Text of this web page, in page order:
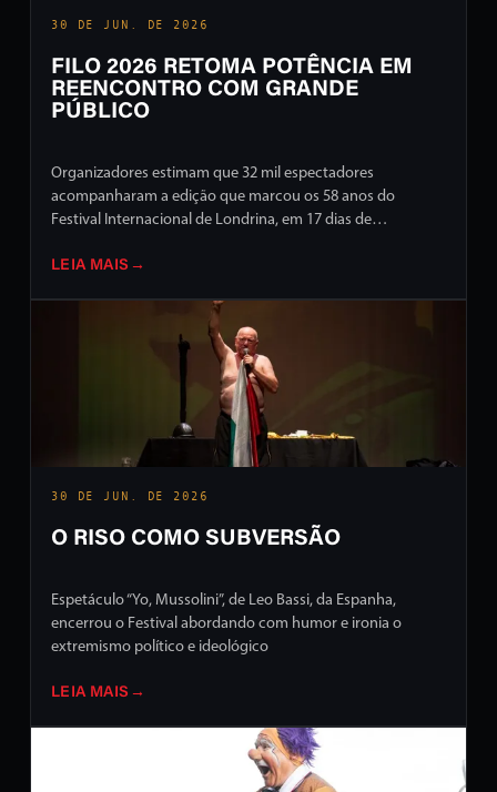
30 DE JUN. DE 2026
FILO 2026 RETOMA POTÊNCIA EM
REENCONTRO COM GRANDE
PÚBLICO
Organizadores estimam que 32 mil espectadores
acompanharam a edição que marcou os 58 anos do
Festival Internacional de Londrina, em 17 dias de
LEIA MAIS →
30 DE JUN. DE 2026
O RISO COMO SUBVERSÃO
Espetáculo “Yo, Mussolini”, de Leo Bassi, da Espanha,
encerrou o Festival abordando com humor e ironia o
extremismo político e ideológico
LEIA MAIS →